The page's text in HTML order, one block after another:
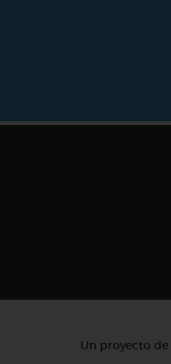
Un proyecto de